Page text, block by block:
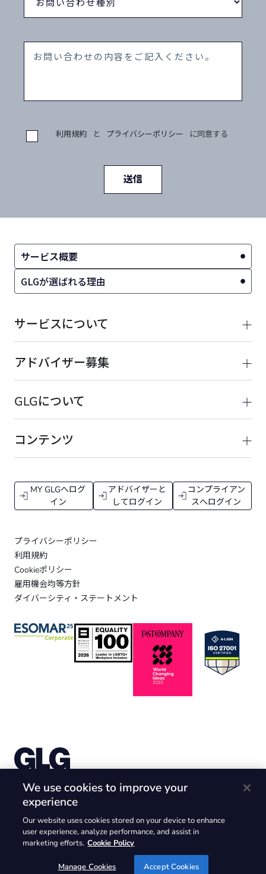
利用規約 と プライバシーポリシー に同意する
送信
サービス概要
GLGが選ばれる理由
サービスについて
アドバイザー募集
GLGについて
コンテンツ
MY GLGへログ
イン
アドバイザーと
してログイン
コンプライアン
スへログイン
プライバシーポリシー
利用規約
Cookieポリシー
雇用機会均等方針
ダイバーシティ・ステートメント
グループ）
〒105-6226 東京都港区愛宕2-5-1 愛宕グリーンヒルズ
MORIタワー26F
@2025. GLG and the GLG logos are trademarks of Gerson Lehrman
Group.Inc. @2025 Gerson Lehrman Group.Inc. All rights reserved.
We use cookies to improve your
experience
Our website uses cookies stored on your device to enhance
user experience, analyze performance, and assist in
marketing efforts. Cookie Policy
Manage Cookies Accept Cookies